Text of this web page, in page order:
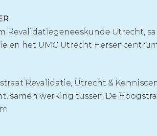
Revalidatiegeneeskunde Utrecht,
en het UMC Utrecht
Revalidatie, Utrecht &
samen werking tussen De